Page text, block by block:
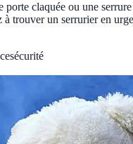
porte claquée ou une
à trouver un serrurier en
sécurité